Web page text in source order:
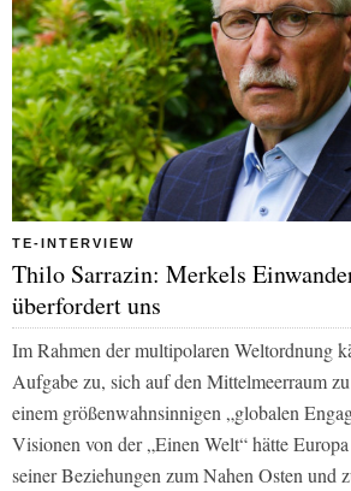
TE-INTERVIEW
Thilo Sarrazin: Merkels
überfordert uns
Im Rahmen der multipolaren Weltordnung
Aufgabe zu, sich auf den Mittelmeerraum
einem größenwahnsinnigen „globalen
Visionen von der „Einen Welt“ hätte
seiner Beziehungen zum Nahen Osten und